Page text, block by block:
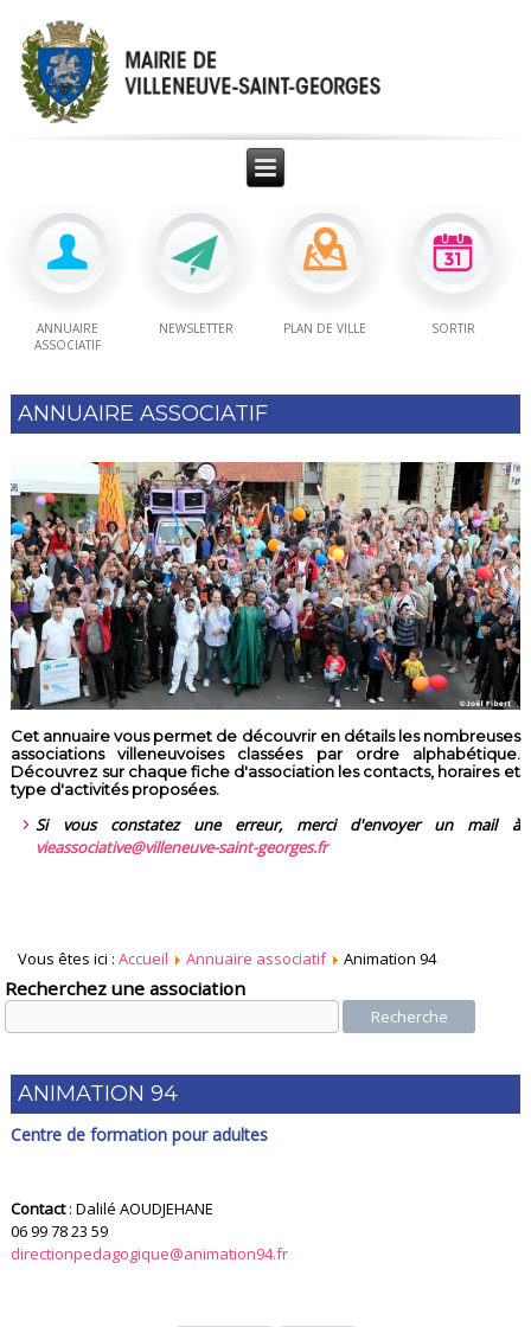
ANNUAIRE
ASSOCIATIF
NEWSLETTER PLAN DE VILLE SORTIR
ANNUAIRE ASSOCIATIF
Cet annuaire vous permet de découvrir en détails les nombreuses
associations villeneuvoises classées par ordre alphabétique.
Découvrez sur chaque fiche d'association les contacts, horaires et
type d'activités proposées.
Si vous constatez une erreur, merci d'envoyer un mail à
vieassociative@villeneuve-saint-georges.fr
Vous êtes ici :Accueil Annuaire associatif Animation 94
Recherchez une association
Recherche
ANIMATION 94
Centre de formation pour adultes
Contact: Dalilé AOUDJEHANE
06 99 78 23 59
directionpedagogique@animation94.fr